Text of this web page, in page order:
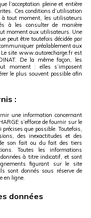
l’acceptation pleine et entière
Ces conditions d’utilisation
à tout moment, les utilisateurs
à les consulter de manière
moment aux utilisateurs. Une
peut être toutefois décidée par
préalablement aux
site www.autorecharge.fr est
De la même façon, les
moment : elles s’imposent
le plus souvent possible afin
:
une information concernant
s’efforce de fournir sur le
que possible. Toutefois,
des inexactitudes et des
son fait ou du fait des tiers
Toutes les informations
à titre indicatif, et sont
figurant sur le site
sont donnés sous réserve de
en ligne.
données